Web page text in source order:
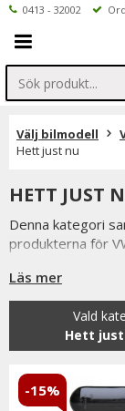
0413 - 32002
Välj bilmodell
Hett just nu
HETT JUST
Denna kategori
produkterna för
uppgradera
VW Caddy är en
transportbil och
flexibilitet gör
I sortimentet
Läs mer
Vald
Hett
-15%